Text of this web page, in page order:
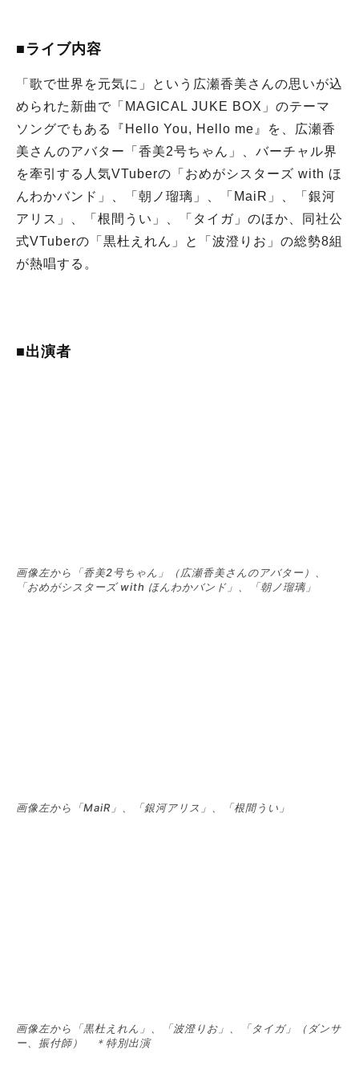
■ライブ内容
「歌で世界を元気に」という広瀬香美さんの思いが込
められた新曲で「MAGICAL JUKE BOX」のテーマ
ソングでもある『Hello You, Hello me』を、広瀬香
美さんのアバター「香美2号ちゃん」、バーチャル界
を牽引する人気VTuberの「おめがシスターズ with ほ
んわかバンド」、「朝ノ瑠璃」、「MaiR」、「銀河
アリス」、「根間うい」、「タイガ」のほか、同社公
式VTuberの「黒杜えれん」と「波澄りお」の総勢8組
が熱唱する。
■出演者
画像左から「香美2号ちゃん」（広瀬香美さんのアバター）、
「おめがシスターズ with ほんわかバンド」、「朝ノ瑠璃」
画像左から「MaiR」、「銀河アリス」、「根間うい」
画像左から「黒杜えれん」、「波澄りお」、「タイガ」（ダンサ
ー、振付師） ＊特別出演